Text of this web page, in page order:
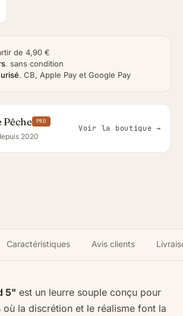
de 4,90 €
. sans condition
. CB, Apple Pay et Google Pay
Pêche PRO
2020
Voir la boutique →
Caractéristiques Avis clients
5" est un leurre souple conçu pour
où la discrétion et le réalisme font la